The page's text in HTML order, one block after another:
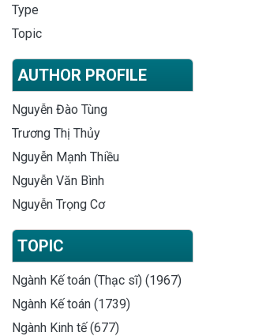
Type
Topic
AUTHOR PROFILE
Nguyễn Đào Tùng
Trương Thị Thủy
Nguyễn Mạnh Thiều
Nguyễn Văn Bình
Nguyễn Trọng Cơ
TOPIC
Ngành Kế toán (Thạc sĩ) (1967)
Ngành Kế toán (1739)
Ngành Kinh tế (677)